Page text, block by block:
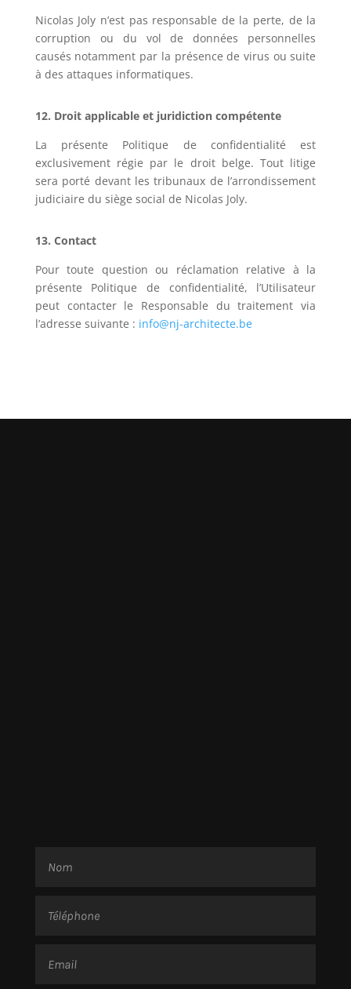
Nicolas Joly n’est pas responsable de la perte, de la
corruption ou du vol de données personnelles
causés notamment par la présence de virus ou suite
à des attaques informatiques.
12. Droit applicable et juridiction compétente
La présente Politique de confidentialité est
exclusivement régie par le droit belge. Tout litige
sera porté devant les tribunaux de l’arrondissement
judiciaire du siège social de Nicolas Joly.
13. Contact
Pour toute question ou réclamation relative à la
présente Politique de confidentialité, l’Utilisateur
peut contacter le Responsable du traitement via
l’adresse suivante : info@nj-architecte.be